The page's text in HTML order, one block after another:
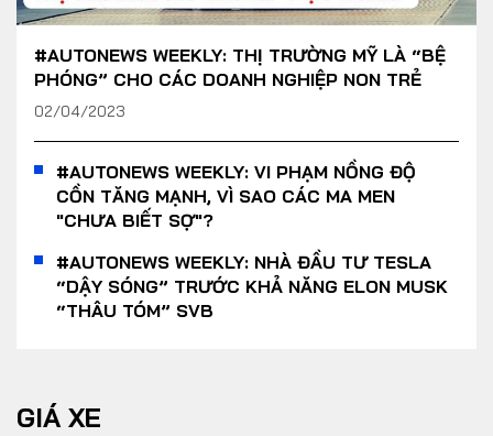
#AUTONEWS WEEKLY: THỊ TRƯỜNG MỸ LÀ “BỆ
PHÓNG” CHO CÁC DOANH NGHIỆP NON TRẺ
02/04/2023
#AUTONEWS WEEKLY: VI PHẠM NỒNG ĐỘ
CỒN TĂNG MẠNH, VÌ SAO CÁC MA MEN
"CHƯA BIẾT SỢ"?
#AUTONEWS WEEKLY: NHÀ ĐẦU TƯ TESLA
“DẬY SÓNG” TRƯỚC KHẢ NĂNG ELON MUSK
“THÂU TÓM” SVB
GIÁ XE